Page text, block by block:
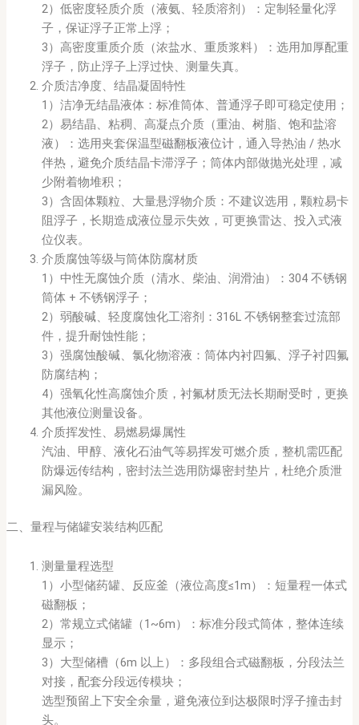
2）低密度轻质介质（液氨、轻质溶剂）：定制轻量化浮
子，保证浮子正常上浮；
3）高密度重质介质（浓盐水、重质浆料）：选用加厚配重
浮子，防止浮子上浮过快、测量失真。
介质洁净度、结晶凝固特性
1）洁净无结晶液体：标准筒体、普通浮子即可稳定使用；
2）易结晶、粘稠、高凝点介质（重油、树脂、饱和盐溶
液）：选用夹套保温型磁翻板液位计，通入导热油 / 热水
伴热，避免介质结晶卡滞浮子；筒体内部做抛光处理，减
少附着物堆积；
3）含固体颗粒、大量悬浮物介质：不建议选用，颗粒易卡
阻浮子，长期造成液位显示失效，可更换雷达、投入式液
位仪表。
介质腐蚀等级与筒体防腐材质
1）中性无腐蚀介质（清水、柴油、润滑油）：304 不锈钢
筒体 + 不锈钢浮子；
2）弱酸碱、轻度腐蚀化工溶剂：316L 不锈钢整套过流部
件，提升耐蚀性能；
3）强腐蚀酸碱、氯化物溶液：筒体内衬四氟、浮子衬四氟
防腐结构；
4）强氧化性高腐蚀介质，衬氟材质无法长期耐受时，更换
其他液位测量设备。
介质挥发性、易燃易爆属性
汽油、甲醇、液化石油气等易挥发可燃介质，整机需匹配
防爆远传结构，密封法兰选用防爆密封垫片，杜绝介质泄
漏风险。
二、量程与储罐安装结构匹配
测量量程选型
1）小型储药罐、反应釜（液位高度≤1m）：短量程一体式
磁翻板；
2）常规立式储罐（1~6m）：标准分段式筒体，整体连续
显示；
3）大型储槽（6m 以上）：多段组合式磁翻板，分段法兰
对接，配套分段远传模块；
选型预留上下安全余量，避免液位到达极限时浮子撞击封
头。